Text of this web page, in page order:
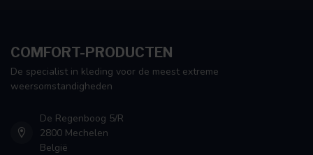
COMFORT-PRODUCTEN
De specialist in kleding voor de meest extreme
weersomstandigheden
De Regenboog 5/R
2800 Mechelen
België